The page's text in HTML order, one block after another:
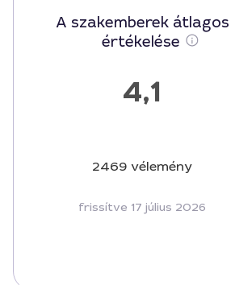
A szakemberek átlagos
értékelése
4,1
2469 vélemény
frissítve 17 július 2026